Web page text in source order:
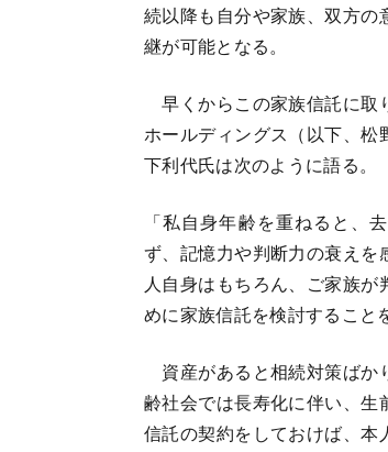
続以降も自分や家族、双方の
継が可能となる。
早くからこの家族信託に取
ホールディングス（以下、
下利代氏は次のように語る。
「私自身年齢を重ねると、
ず、記憶力や判断力の衰え
人自身はもちろん、ご家族
めに家族信託を検討すること
資産があると相続対策ばか
齢社会では長寿化に伴い、
信託の契約をしておけば、